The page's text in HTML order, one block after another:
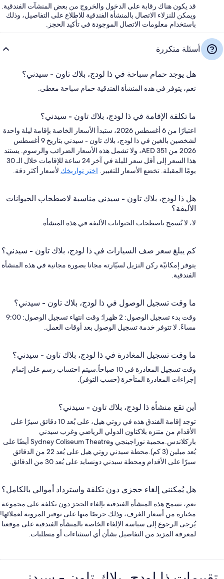
قد يكون هناك رقابة على الدخول والخروج من بعض المنشآت الفندقية.
ويمكن للنزلاء الاتصال بالمنشأة الفندقية للاطلاع على التفاصيل، وذلك
باستخدام معلومات الاتصال الموجودة في تأكيد الحجز.
أسئلة متكررة
هل يوجد حمام سباحة في ذا لودج، بلاك تاون - سيدني؟
نعم، يتوفر في هذه المنشأة الفندقية حمام سباحة مغطى.
ما تكلفة الإقامة في ذا لودج، بلاك تاون - سيدني؟
اعتبارًا من 6 أغسطس 2026، ستبدأ الأسعار الخاصة بإقامة ليلة واحدة
لشخصين بالغين في ذا لودج، بلاك تاون - سيدني بتاريخ 9 أغسطس
2026 من AED 351، ولا تشمل هذه الأسعار الضرائب والرسوم. يستند
هذا السعر إلى أقل سعر لليلة في آخر 24 ساعة للإقامات خلال الـ 30
يومًا المقبلة. تخضع الأسعار للتغيير. اختر تواريخك لأسعار أكثر دقة.
هل ذا لودج، بلاك تاون - سيدني مناسبة لاصطحاب الحيوانات
الأليفة؟
لا، لا يُسمح باصطحاب الحيوانات الأليفة في هذه المنشأة.
كم يبلغ سعر صف السيارات في ذا لودج، بلاك تاون - سيدني؟
يتوفر إمكانيّة ركن النزيل لسيّارته مجانا بصورة مجانية في هذه المنشأة
الفندقية.
ما وقت تسجيل الوصول في ذا لودج، بلاك تاون - سيدني؟
وقت بدء تسجيل الوصول: 2 ظهرا؛ وقت انتهاء تسجيل الوصول: 9:00
مساءً. لا تتوفر خدمة تسجيل الوصول بعد أوقات العمل.
ما وقت تسجيل المغادرة في ذا لودج، بلاك تاون - سيدني؟
وقت تسجيل المغادرة في 10 صباحاً.سيتم احتساب رسم على إتمام
إجراءات المغادرة المتأخرة (حسب التوفر).
أين تقع منشأة ذا لودج، بلاك تاون - سيدني؟
توجد إقامة الفندق هذه في روتي هيل، على بُعد 10 دقائق سيرًا على
الأقدام من متنزه بلاكتاون الدولي الرياضي وغرب سيدني
باركلاندس.محمية نوراجينجي وSydney Coliseum Theatre أيضًا على
بُعد ميلين (3 كم).محطة سيدني روتي هيل على بُعد 22 من الدقائق
سيرًا على الأقدام ومحطة سيدني دونسايد على بُعد 30 من الدقائق.
هل يُمكنني إلغاء حجزي دون تكلفة واسترداد أموالي بالكامل؟
نعم، تسمح هذه المنشأة الفندقية بإلغاء الحجز دون تكلفة على مجموعة
مختارة من أسعار الغرف، وذلك حرصًا منها على توفير المرونة لعملائها!
يُرجى الرجوع إلى سياسة الإلغاء الخاصة بالمنشأة الفندقية على موقعنا
لمعرفة المزيد من التفاصيل بشأن أي استثناءات أو متطلبات.